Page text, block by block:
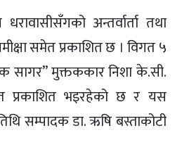
अन्तर्वार्ता तथा
समेत प्रकाशित छ । विगत ५
सागर” मुक्तककार निशा के.सी.
प्रकाशित भइरहेको छ र यस
सम्पादक डा. ऋषि बस्ताकोटी